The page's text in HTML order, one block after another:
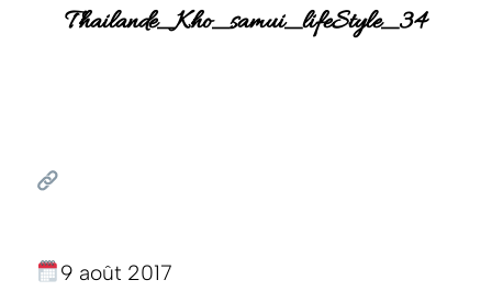
Thailande_Kho_samui_lifeStyle_34
9 août 2017